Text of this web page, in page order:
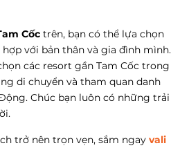
Cốc trên, bạn có thể lựa chọn
với bản thân và gia đình mình.
các resort gần Tam Cốc trong
di chuyển và tham quan danh
Chúc bạn luôn có những trải
trở nên trọn vẹn, sắm ngay vali